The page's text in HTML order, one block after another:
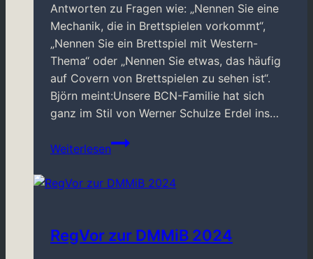
Antworten zu Fragen wie: „Nennen Sie eine
Mechanik, die in Brettspielen vorkommt“,
„Nennen Sie ein Brettspiel mit Western-
Thema“ oder „Nennen Sie etwas, das häufig
auf Covern von Brettspielen zu sehen ist“.
Björn meint:Unsere BCN-Familie hat sich
ganz im Stil von Werner Schulze Erdel ins…
Weiterlesen
Familienduell
–
Brettspiel
Edition
RegVor zur DMMiB 2024